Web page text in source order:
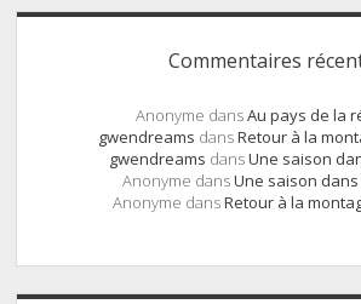
Commentaires
Anonyme dansAu pays de la
gwendreams dansRetour à la
gwendreams dansUne saison
Anonyme dansUne saison
Anonyme dansRetour à la